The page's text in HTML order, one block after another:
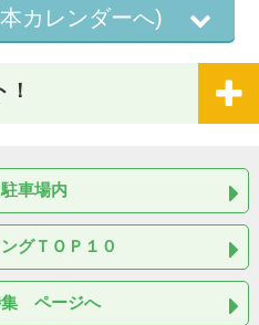
カレンダーへ)
車場内
グＴＯＰ１０
集 ページへ